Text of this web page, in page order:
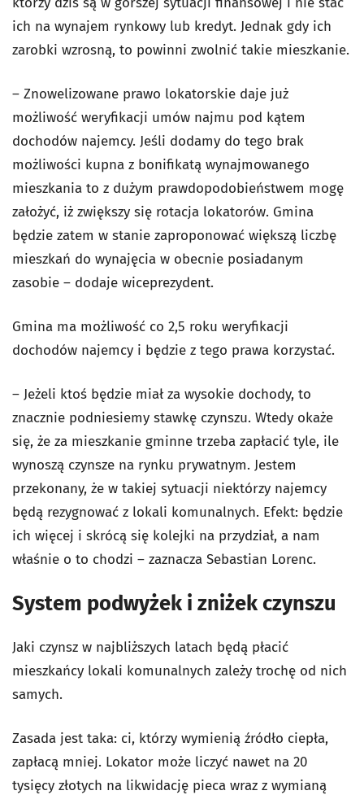
ich na wynajem rynkowy lub kredyt. Jednak gdy ich
zarobki wzrosną, to powinni zwolnić takie mieszkanie.
– Znowelizowane prawo lokatorskie daje już
możliwość weryfikacji umów najmu pod kątem
dochodów najemcy. Jeśli dodamy do tego brak
możliwości kupna z bonifikatą wynajmowanego
mieszkania to z dużym prawdopodobieństwem mogę
założyć, iż zwiększy się rotacja lokatorów. Gmina
będzie zatem w stanie zaproponować większą liczbę
mieszkań do wynajęcia w obecnie posiadanym
zasobie – dodaje wiceprezydent.
Gmina ma możliwość co 2,5 roku weryfikacji
dochodów najemcy i będzie z tego prawa korzystać.
– Jeżeli ktoś będzie miał za wysokie dochody, to
znacznie podniesiemy stawkę czynszu. Wtedy okaże
się, że za mieszkanie gminne trzeba zapłacić tyle, ile
wynoszą czynsze na rynku prywatnym. Jestem
przekonany, że w takiej sytuacji niektórzy najemcy
będą rezygnować z lokali komunalnych. Efekt: będzie
ich więcej i skrócą się kolejki na przydział, a nam
właśnie o to chodzi – zaznacza Sebastian Lorenc.
System podwyżek i zniżek czynszu
Jaki czynsz w najbliższych latach będą płacić
mieszkańcy lokali komunalnych zależy trochę od nich
samych.
Zasada jest taka: ci, którzy wymienią źródło ciepła,
zapłacą mniej. Lokator może liczyć nawet na 20
tysięcy złotych na likwidację pieca wraz z wymianą